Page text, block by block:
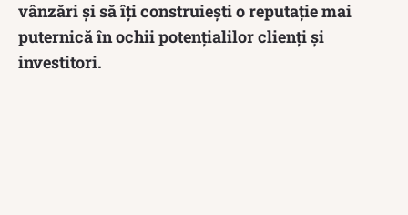
vânzări și să îți construiești o reputație mai
puternică în ochii potențialilor clienți și
investitori.